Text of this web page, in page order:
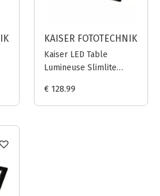
KAISER FOTOTECHNIK
Kaiser LED Table
Lumineuse Slimlite
(12.6 x 9 in.)
€ 128.99